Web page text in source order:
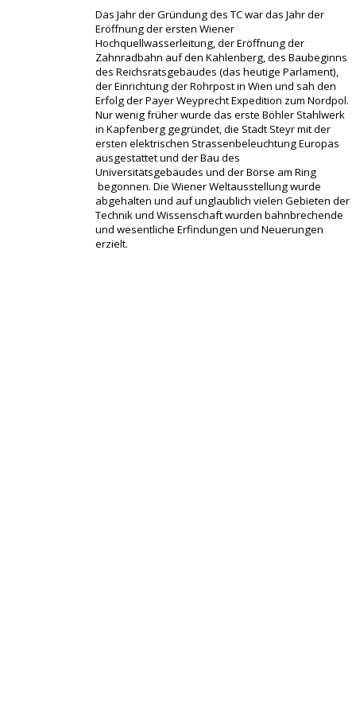
Das Jahr der Gründung des TC war das Jahr der
Eröffnung der ersten Wiener
Hochquellwasserleitung, der Eröffnung der
Zahnradbahn auf den Kahlenberg, des Baubeginns
des Reichsratsgebäudes (das heutige Parlament),
der Einrichtung der Rohrpost in Wien und sah den
Erfolg der Payer Weyprecht Expedition zum Nordpol.
Nur wenig früher wurde das erste Böhler Stahlwerk
in Kapfenberg gegründet, die Stadt Steyr mit der
ersten elektrischen Strassenbeleuchtung Europas
ausgestattet und der Bau des
Universitätsgebäudes und der Börse am Ring
begonnen. Die Wiener Weltausstellung wurde
abgehalten und auf unglaublich vielen Gebieten der
Technik und Wissenschaft wurden bahnbrechende
und wesentliche Erfindungen und Neuerungen
erzielt.